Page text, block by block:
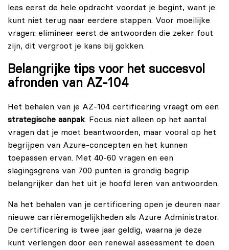
lees eerst de hele opdracht voordat je begint, want je
kunt niet terug naar eerdere stappen. Voor moeilijke
vragen: elimineer eerst de antwoorden die zeker fout
zijn, dit vergroot je kans bij gokken.
Belangrijke tips voor het succesvol
afronden van AZ-104
Het behalen van je AZ-104 certificering vraagt om een
strategische aanpak. Focus niet alleen op het aantal
vragen dat je moet beantwoorden, maar vooral op het
begrijpen van Azure-concepten en het kunnen
toepassen ervan. Met 40-60 vragen en een
slagingsgrens van 700 punten is grondig begrip
belangrijker dan het uit je hoofd leren van antwoorden.
Na het behalen van je certificering open je deuren naar
nieuwe carrièremogelijkheden als Azure Administrator.
De certificering is twee jaar geldig, waarna je deze
kunt verlengen door een renewal assessment te doen.